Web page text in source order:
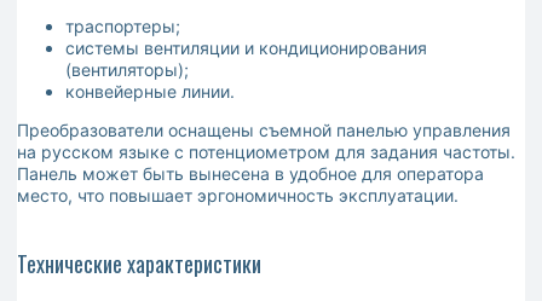
траспортеры;
системы вентиляции и кондиционирования
(вентиляторы);
конвейерные линии.
Преобразователи оснащены съемной панелью управления
на русском языке с потенциометром для задания частоты.
Панель может быть вынесена в удобное для оператора
место, что повышает эргономичность эксплуатации.
Технические характеристики